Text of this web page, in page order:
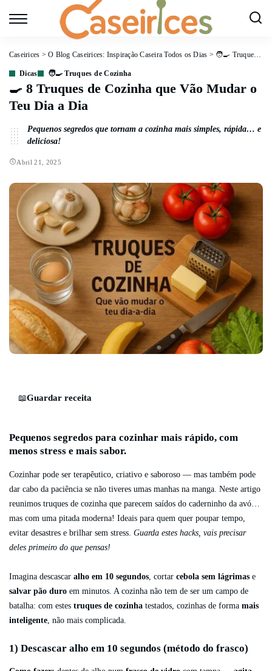
Caseirices >O Blog Caseirices: Inspiração Caseira Todos os Dias > 🧑‍🍳 Truques de Cozinha
Dicas 🧑‍🍳 Truques de Cozinha
🍳 8 Truques de Cozinha que Vão Mudar o
Teu Dia a Dia
Pequenos segredos que tornam a cozinha mais simples, rápida… e
deliciosa!
Abril 21, 2025
📖Guardar receita
Pequenos segredos para cozinhar mais rápido, com
menos stress e mais sabor.
Cozinhar pode ser terapêutico, criativo e saboroso — mas também pode
dar cabo da paciência se não tiveres umas manhas na manga. Neste artigo
reunimos truques de cozinha que parecem saídos do caderninho da avó…
mas com uma pitada moderna! Ideais para quem quer poupar tempo,
evitar desastres e brilhar sem stress. Guarda estes hacks, vais precisar
deles primeiro do que pensas!
Imagina descascar alho em 10 segundos , cortar cebola sem lágrimas e
salvar pão duro em minutos. A cozinha não tem de ser um campo de
batalha: com estes truques de cozinha testados, cozinhas de forma mais
inteligente , não mais complicada.
1) Descascar alho em 10 segundos (método do frasco)